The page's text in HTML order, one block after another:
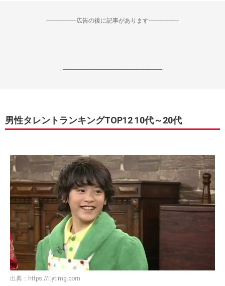
--------------------広告の後に記事があります--------------------
------------------------------------------------------------------
男性タレントランキングTOP12 10代～20代
出典： https://i.ytimg.com